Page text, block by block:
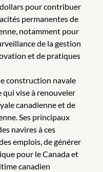
pour contribuer
permanentes de
notamment pour
de la gestion
et de pratiques
construction navale
qui vise à renouveler
canadienne et de
Ses principaux
navires à ces
emplois, de générer
pour le Canada et
canadien